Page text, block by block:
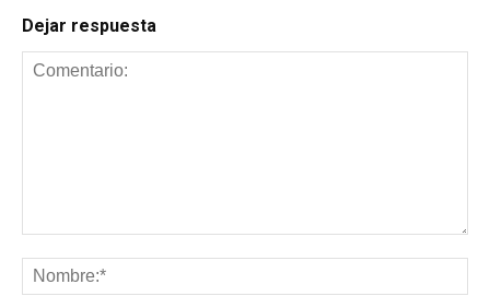
Dejar respuesta